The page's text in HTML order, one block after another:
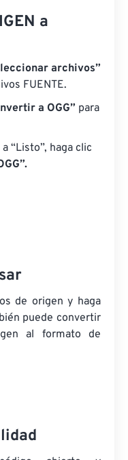
a
archivos”
FUENTE.
a OGG” para
“Listo”, haga clic
de origen y haga
puede convertir
al formato de